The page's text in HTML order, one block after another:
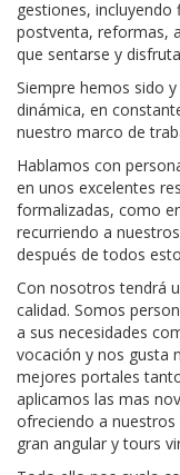
gestiones, incluyendo
postventa, reformas,
que sentarse y
Siempre hemos sido
dinámica, en
nuestro marco de
Hablamos con
en unos excelentes
formalizadas, como
recurriendo a
después de todos
Con nosotros tendrá
calidad. Somos
a sus necesidades
vocación y nos gusta
mejores portales
aplicamos las mas
ofreciendo a
gran angular y tours